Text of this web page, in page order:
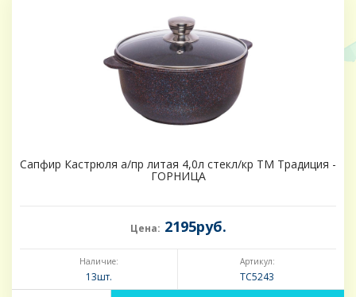
Сапфир Кастрюля а/пр литая 4,0л стекл/кр ТМ Традиция -
ГОРНИЦА
Цена: 2195руб.
Наличие:
13шт.
Артикул:
ТС5243